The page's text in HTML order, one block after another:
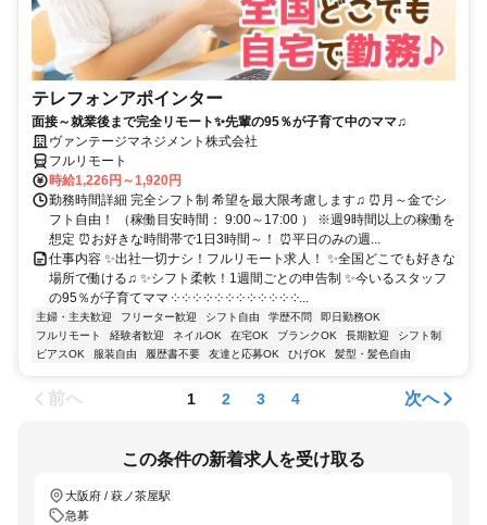
テレフォンアポインター
面接～就業後まで完全リモート✨先輩の95％が子育て中のママ♫
ヴァンテージマネジメント株式会社
フルリモート
時給1,226円～1,920円
勤務時間詳細 完全シフト制 希望を最大限考慮します♫ ⏰月～金でシ
フト自由！ （稼働目安時間： 9:00～17:00 ） ※週9時間以上の稼働を
想定 ⏰お好きな時間帯で1日3時間～！ ⏰平日のみの週...
仕事内容 ✨出社一切ナシ！フルリモート求人！ ✨全国どこでも好きな
場所で働ける♫ ✨シフト柔軟！1週間ごとの申告制 ✨今いるスタッフ
の95％が子育てママ ༶ ༶ ༶ ༶ ༶ ༶ ༶ ༶ ༶ ༶ ༶ ༶...
主婦・主夫歓迎 フリーター歓迎 シフト自由 学歴不問
即日勤務OK
フルリモート
経験者歓迎 ネイルOK 在宅OK ブランクOK 長期歓迎
シフト制
ピアスOK
服装自由 履歴書不要 友達と応募OK ひげOK 髪型・髪色自由
前へ 1 2 3 4 次へ
この条件の新着求人を受け取る
大阪府 / 萩ノ茶屋駅
急募